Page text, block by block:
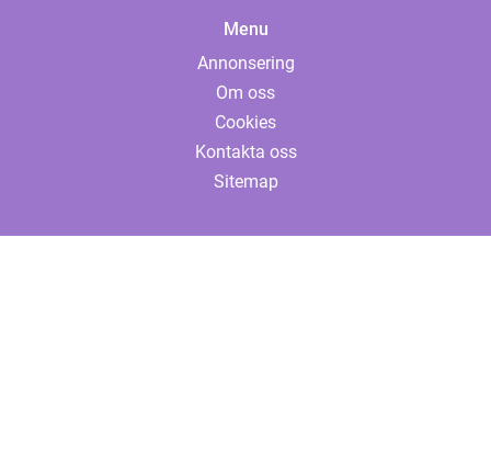
Menu
Annonsering
Om oss
Cookies
Kontakta oss
Sitemap